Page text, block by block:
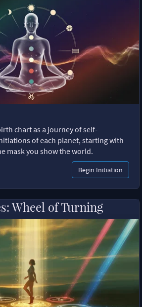
chart as a journey of self-
of each planet, starting with
mask you show the world.
Begin Initiation
Wheel of Turning